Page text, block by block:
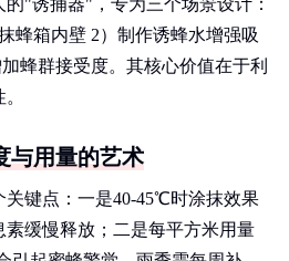
"诱捕器"，专为三个场景设计：
蜂箱内壁 2）制作诱蜂水增强吸
蜂群接受度。其核心价值在于利
与用量的艺术
关键点：一是40-45℃时涂抹效果
缓慢释放；二是每平方米用量